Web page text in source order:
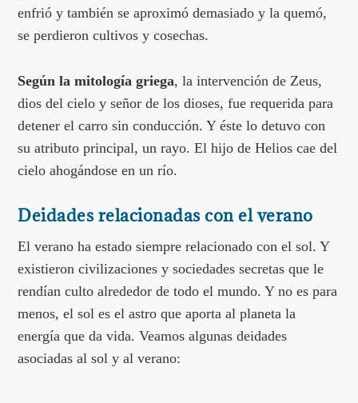
enfrió y también se aproximó demasiado y la quemó,
se perdieron cultivos y cosechas.
Según la mitología griega, la intervención de Zeus,
dios del cielo y señor de los dioses, fue requerida para
detener el carro sin conducción. Y éste lo detuvo con
su atributo principal, un rayo. El hijo de Helios cae del
cielo ahogándose en un río.
Deidades relacionadas con el verano
El verano ha estado siempre relacionado con el sol. Y
existieron civilizaciones y sociedades secretas que le
rendían culto alrededor de todo el mundo. Y no es para
menos, el sol es el astro que aporta al planeta la
energía que da vida. Veamos algunas deidades
asociadas al sol y al verano: